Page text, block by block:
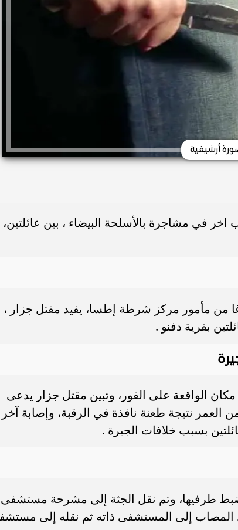
أرشيفية
في مشاجرة بالأسلحة البيضاء ، بين عائلتين،
من مأمور مركز شرطة إطسا، يفيد مقتل جزار ،
بقرية دفنو .
الواقعة على الفور، وتبين مقتل جزار يدعى
نتيجة طعنة نافذة في الرقبة، وإصابة آخر
بسبب خلافات الجيرة .
طرفيها، وتم نقل الجثة إلى مشرحة مستشفى
المصاب إلى المستشفى ذاته ثم نقله إلى